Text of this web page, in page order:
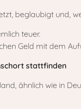
beglaubigt und,
teuer.
Geld mit dem
stattfinden
ähnlich wie in